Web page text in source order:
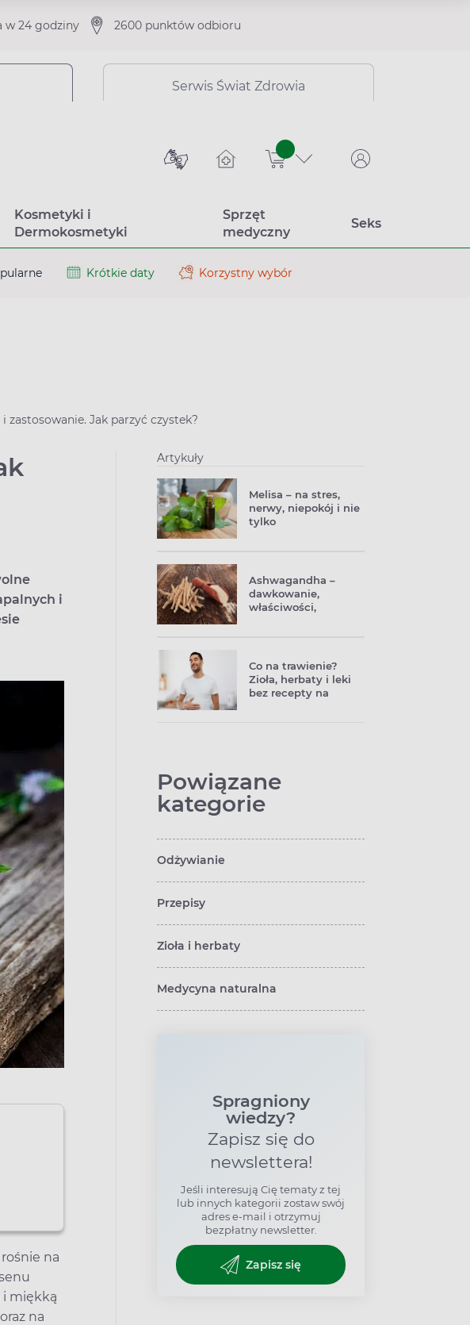
w 24 godziny 2600 punktów odbioru
Serwis Świat Zdrowia
sztuk
Kosmetyki i
Dermokosmetyki
Sprzęt
medyczny
Seks
Krótkie daty Korzystny wybór
zastosowanie. Jak parzyć czystek?
i
na
i miękką
na
Artykuły
Melisa – na stres,
nerwy, niepokój i nie
tylko
Ashwagandha –
dawkowanie,
właściwości,
Co na trawienie?
Zioła, herbaty i leki
bez recepty na
Powiązane
kategorie
Odżywianie
Przepisy
Zioła i herbaty
Medycyna naturalna
Spragniony
wiedzy?
Zapisz się do
newslettera!
Jeśli interesują Cię tematy z tej
lub innych kategorii zostaw swój
adres e-mail i otrzymuj
bezpłatny newsletter.
Zapisz się